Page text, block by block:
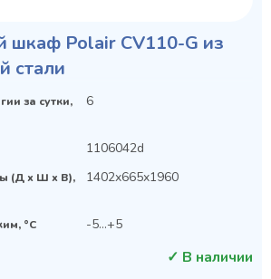
шкаф Polair CV110-G из
стали
за сутки,
6
1106042d
(Д х Ш х В),
1402x665x1960
°C -5…+5
✓ В наличии